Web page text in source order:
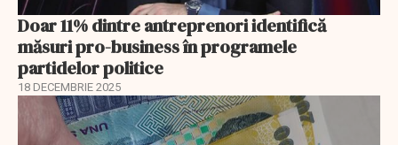
Doar 11% dintre antreprenori identifică
măsuri pro-business în programele
partidelor politice
18 DECEMBRIE 2025